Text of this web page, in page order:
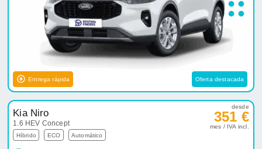
Entrega rápida Oferta destacada
Kia Niro
1.6 HEV Concept
Híbrido ECO Automático
desde
351 €
mes / IVA incl.